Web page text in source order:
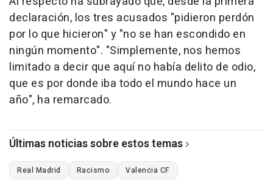
declaración, los tres acusados "pidieron perdón
por lo que hicieron" y "no se han escondido en
ningún momento". "Simplemente, nos hemos
limitado a decir que aquí no había delito de odio,
que es por donde iba todo el mundo hace un
año", ha remarcado.
Últimas noticias sobre estos temas
Real Madrid Racismo Valencia CF